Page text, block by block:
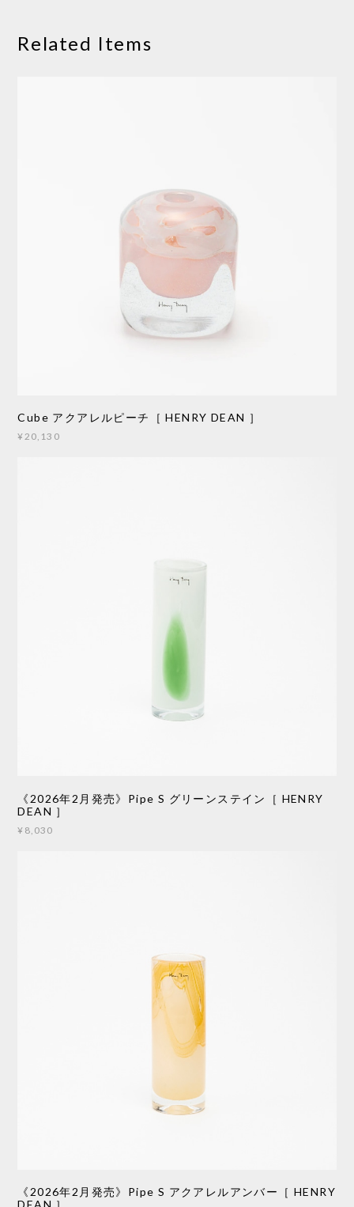
Related Items
Cube アクアレルピーチ［ HENRY DEAN ］
¥20,130
《2026年2月発売》Pipe S グリーンステイン［ HENRY
DEAN ］
¥8,030
《2026年2月発売》Pipe S アクアレルアンバー［ HENRY